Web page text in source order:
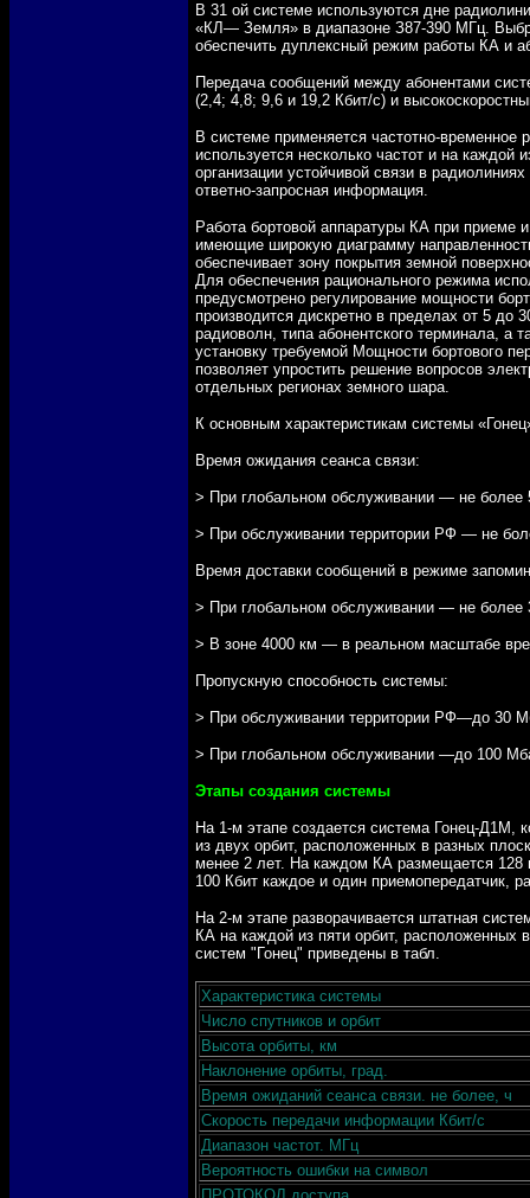
В 31 ой системе используются дне
«КЛ— Земля» в диапазоне З87-390 МГц.
обеспечить дуплексный режим работы КА и
Передача сообщений между абонентами
(2,4; 4,8; 9,6 и 19,2 Кбит/с) и
В системе применяется частотно-
используется несколько частот и на каждой
организации устойчивой связи в
ответно-запросная информация.
Работа бортовой аппаратуры КА при приеме
имеющие широкую диаграмму
обеспечивает зону покрытия земной
Для обеспечения рационального режима
предусмотрено регулирование мощности
производится дискретно в пределах от 5 до
радиоволн, типа абонентского терминала, а
установку требуемой Мощности бортового
позволяет упростить решение вопросов
отдельных регионах земного шара.
К основным характеристикам системы
Время ожидания сеанса связи:
> При глобальном обслуживании — не
> При обслуживании территории РФ — не
Время доставки сообщений в режиме
> При глобальном обслуживании — не более
> В зоне 4000 км — в реальном масштабе
Пропускную способность системы:
> При обслуживании территории РФ—до 30
> При глобальном обслуживании —до 100
Этапы создания системы
На 1-м этапе создается система Гонец-Д1М,
из двух орбит, расположенных в разных
менее 2 лет. На каждом КА размещается 128
100 Кбит каждое и один приемопередатчик,
На 2-м этапе разворачивается штатная
КА на каждой из пяти орбит, расположенных
систем "Гонец" приведены в табл.
Характеристика системы
Число спутников и орбит
Высота орбиты, км
Наклонение орбиты, град.
Время ожиданий сеанса связи. не более, ч
Скорость передачи информации Кбит/с
Диапазон частот. МГц
Вероятность ошибки на символ